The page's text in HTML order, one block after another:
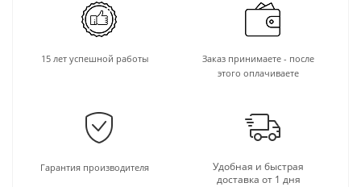
15 лет успешной работы
Заказ принимаете - после
этого оплачиваете
Гарантия производителя
Удобная и быстрая
доставка от 1 дня